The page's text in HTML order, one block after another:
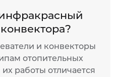
и конвекторы
отопительных
работы отличается